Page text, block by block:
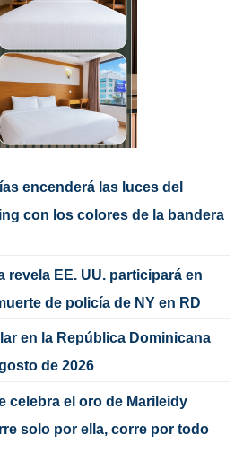
encenderá las luces del
con los colores de la bandera
revela EE. UU. participará en
de policía de NY en RD
en la República Dominicana
de 2026
celebra el oro de Marileidy
solo por ella, corre por todo